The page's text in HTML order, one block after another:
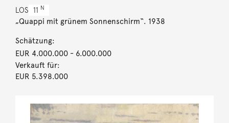
LOS 11 N
„Quappi mit grünem Sonnenschirm“. 1938
Schätzung:
EUR 4.000.000- 6.000.000
Verkauft für:
EUR 5.398.000